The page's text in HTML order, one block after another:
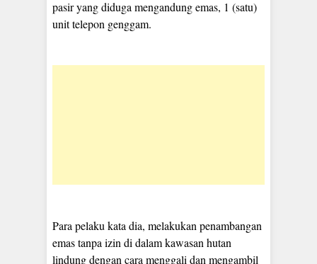
pasir yang diduga mengandung emas, 1 (satu)
unit telepon genggam.
Para pelaku kata dia, melakukan penambangan
emas tanpa izin di dalam kawasan hutan
lindung dengan cara menggali dan mengambil